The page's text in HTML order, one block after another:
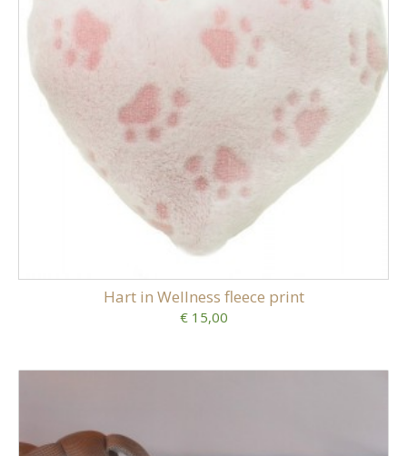
Hart in Wellness fleece print
€ 15,00